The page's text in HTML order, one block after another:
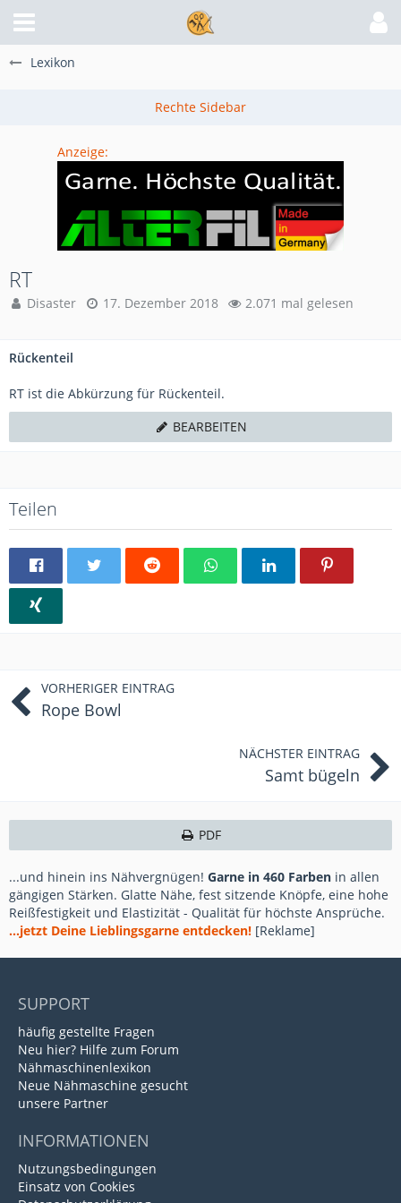
Lexikon
Anzeige:
RT
Disaster 17. Dezember 2018 2.071 mal gelesen
​Rückenteil
RT ist die Abkürzung für Rückenteil.
BEARBEITEN
Teilen
VORHERIGER EINTRAG
Rope Bowl
NÄCHSTER EINTRAG
Samt bügeln
PDF
...und hinein ins Nähvergnügen! Garne in 460 Farben in allen
gängigen Stärken. Glatte Nähe, fest sitzende Knöpfe, eine hohe
Reißfestigkeit und Elastizität - Qualität für höchste Ansprüche.
...jetzt Deine Lieblingsgarne entdecken! [Reklame]
SUPPORT
häufig gestellte Fragen
Neu hier? Hilfe zum Forum
Nähmaschinenlexikon
Neue Nähmaschine gesucht
unsere Partner
INFORMATIONEN
Nutzungsbedingungen
Einsatz von Cookies